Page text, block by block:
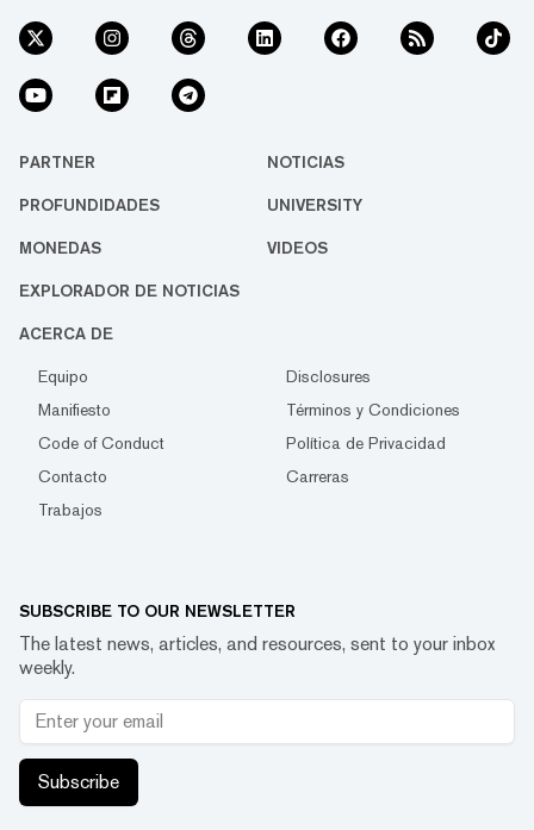
PARTNER NOTICIAS
PROFUNDIDADES UNIVERSITY
MONEDAS VIDEOS
EXPLORADOR DE NOTICIAS
ACERCA DE
Equipo
Disclosures
Manifiesto
Términos y Condiciones
Code of Conduct
Política de Privacidad
Contacto
Carreras
Trabajos
SUBSCRIBE TO OUR NEWSLETTER
The latest news, articles, and resources, sent to your inbox
weekly.
Subscribe